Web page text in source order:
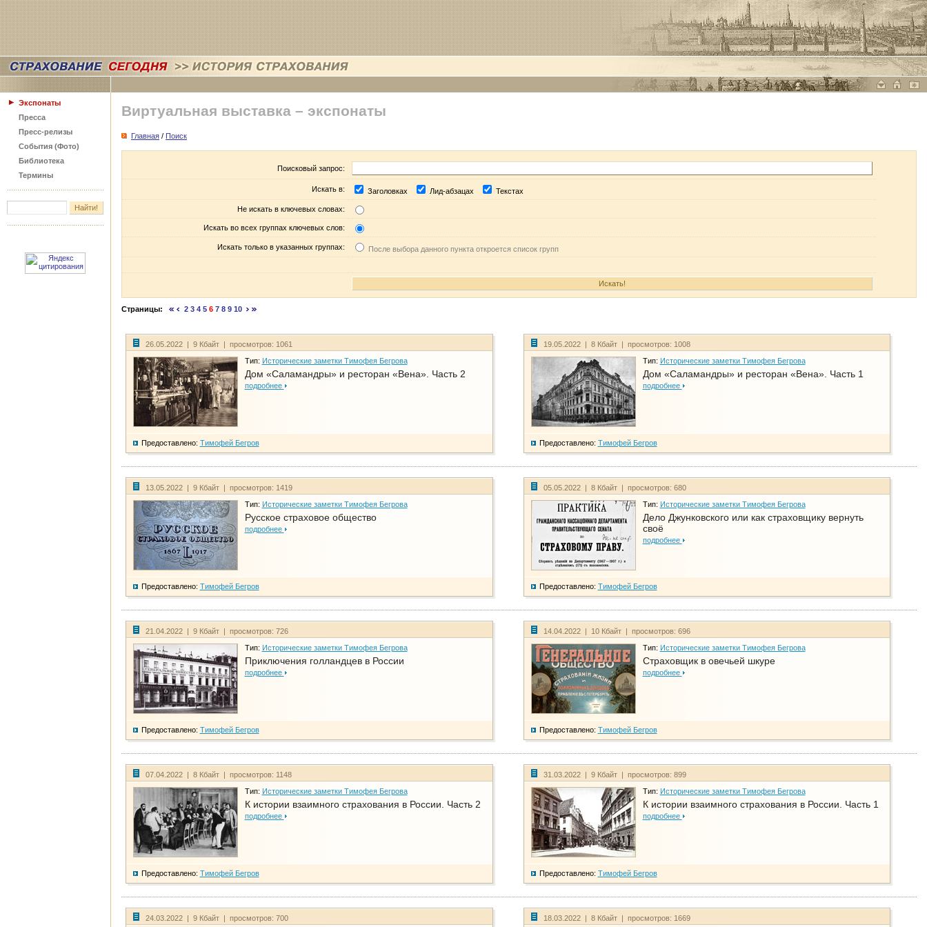
Экспонаты
Пресса
Пресс-релизы
События (Фото)
Библиотека
Термины
Виртуальная выставка – экспонаты
Главная / Поиск
Поисковый запрос:
Искать в: Заголовках Лид-абзацах Текстах
Не искать в ключевых словах:
Искать во всех группах ключевых слов:
Искать только в указанных группах: После выбора данного пункта откроется список групп
Страницы: 2 3 4 5 6 7 8 9 10
26.05.2022 | 9 Кбайт | просмотров: 1061
Тип: Исторические заметки Тимофея Бегрова
Дом «Саламандры» и ресторан «Вена». Часть 2
подробнее
Предоставлено: Тимофей Бегров
19.05.2022 | 8 Кбайт | просмотров: 1008
Тип: Исторические заметки Тимофея Бегрова
Дом «Саламандры» и ресторан «Вена». Часть 1
подробнее
Предоставлено: Тимофей Бегров
13.05.2022 | 9 Кбайт | просмотров: 1419
Тип: Исторические заметки Тимофея Бегрова
Русское страховое общество
подробнее
Предоставлено: Тимофей Бегров
05.05.2022 | 8 Кбайт | просмотров: 680
Тип: Исторические заметки Тимофея Бегрова
Дело Джунковского или как страховщику вернуть
своё
подробнее
Предоставлено: Тимофей Бегров
21.04.2022 | 9 Кбайт | просмотров: 726
Тип: Исторические заметки Тимофея Бегрова
Приключения голландцев в России
подробнее
Предоставлено: Тимофей Бегров
14.04.2022 | 10 Кбайт | просмотров: 696
Тип: Исторические заметки Тимофея Бегрова
Страховщик в овечьей шкуре
подробнее
Предоставлено: Тимофей Бегров
07.04.2022 | 8 Кбайт | просмотров: 1148
Тип: Исторические заметки Тимофея Бегрова
К истории взаимного страхования в России. Часть 2
подробнее
Предоставлено: Тимофей Бегров
31.03.2022 | 9 Кбайт | просмотров: 899
Тип: Исторические заметки Тимофея Бегрова
К истории взаимного страхования в России. Часть 1
подробнее
Предоставлено: Тимофей Бегров
24.03.2022 | 9 Кбайт | просмотров: 700 18.03.2022 | 8 Кбайт | просмотров: 1669